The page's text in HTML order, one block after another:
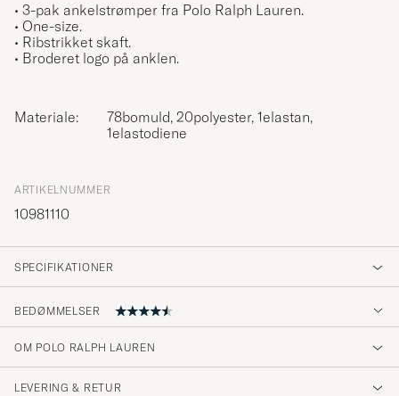
• 3-pak ankelstrømper fra Polo Ralph Lauren.
• One-size.
• Ribstrikket skaft.
• Broderet logo på anklen.
Materiale:
78bomuld, 20polyester, 1elastan,
1elastodiene
ARTIKELNUMMER
10981110
SPECIFIKATIONER
BEDØMMELSER
4.8
OM POLO RALPH LAUREN
LEVERING & RETUR